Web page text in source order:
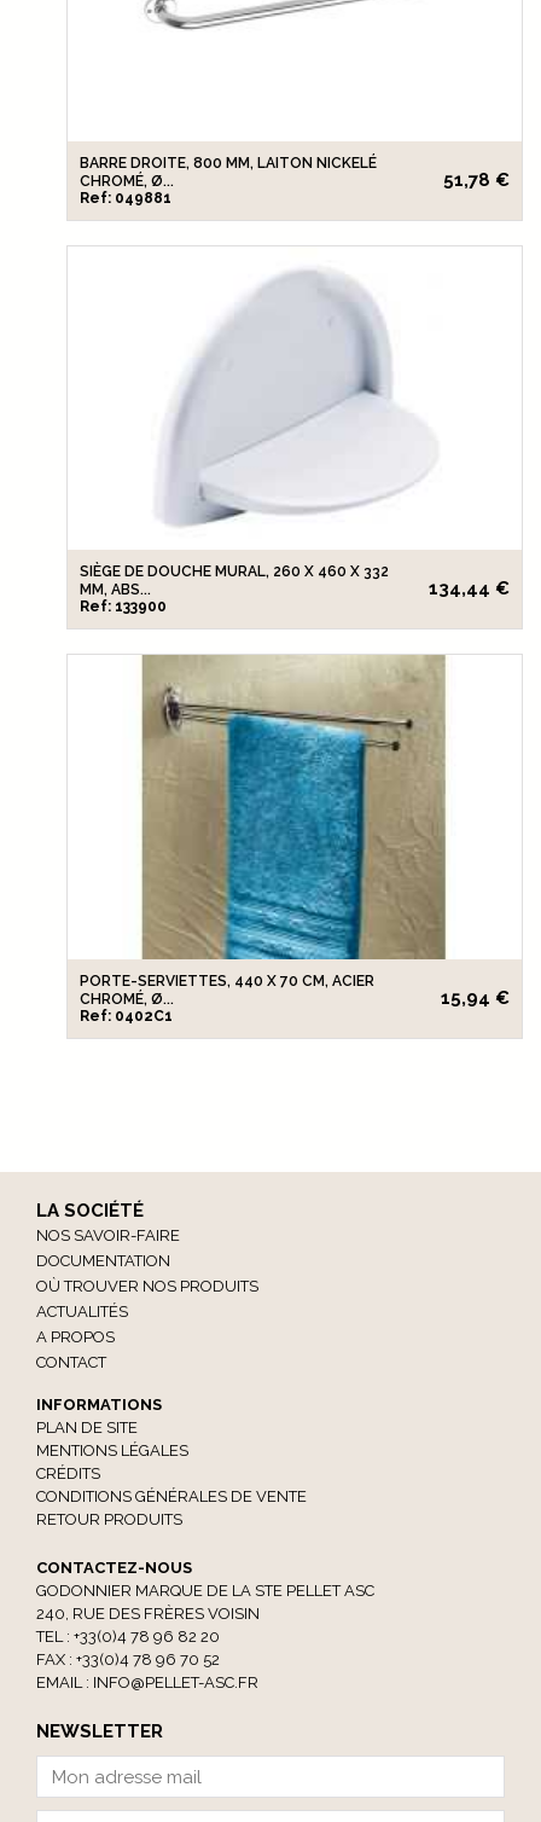
BARRE DROITE, 800 MM, LAITON NICKELÉ
CHROMÉ, Ø...
Ref: 049881
51,78 €
SIÈGE DE DOUCHE MURAL, 260 X 460 X 332
MM, ABS...
Ref: 133900
134,44 €
PORTE-SERVIETTES, 440 X 70 CM, ACIER
CHROMÉ, Ø...
Ref: 0402C1
15,94 €
LA SOCIÉTÉ
NOS SAVOIR-FAIRE
DOCUMENTATION
OÙ TROUVER NOS PRODUITS
ACTUALITÉS
A PROPOS
CONTACT
INFORMATIONS
PLAN DE SITE
MENTIONS LÉGALES
CRÉDITS
CONDITIONS GÉNÉRALES DE VENTE
RETOUR PRODUITS
CONTACTEZ-NOUS
GODONNIER MARQUE DE LA STE PELLET ASC
240, RUE DES FRÈRES VOISIN
TEL : +33(0)4 78 96 82 20
FAX : +33(0)4 78 96 70 52
EMAIL : INFO@PELLET-ASC.FR
NEWSLETTER